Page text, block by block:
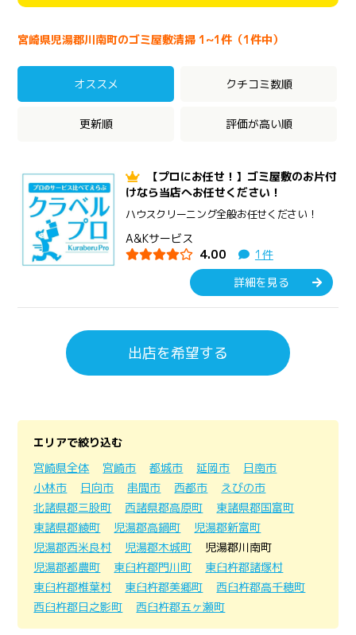
宮崎県児湯郡川南町のゴミ屋敷清掃 1~1件（1件中）
オススメ クチコミ数順
更新順 評価が高い順
【プロにお任せ！】ゴミ屋敷のお片付
けなら当店へお任せください！
ハウスクリーニング全般お任せください！
A&Kサービス
4.00
1件
詳細を見る
出店を希望する
エリアで絞り込む
宮崎県全体
宮崎市 都城市 延岡市
日南市
小林市
日向市 串間市 西都市
えびの市
北諸県郡三股町
西諸県郡高原町
東諸県郡国富町
東諸県郡綾町
児湯郡高鍋町
児湯郡新富町
児湯郡西米良村
児湯郡木城町
児湯郡川南町
児湯郡都農町
東臼杵郡門川町
東臼杵郡諸塚村
東臼杵郡椎葉村
東臼杵郡美郷町
西臼杵郡高千穂町
西臼杵郡日之影町
西臼杵郡五ヶ瀬町